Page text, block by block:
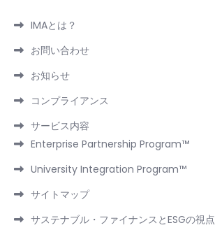
IMAとは？
お問い合わせ
お知らせ
コンプライアンス
サービス内容
Enterprise Partnership Program™
University Integration Program™
サイトマップ
サステナブル・ファイナンスとESGの視点